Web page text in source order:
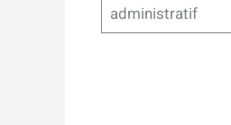
administratif